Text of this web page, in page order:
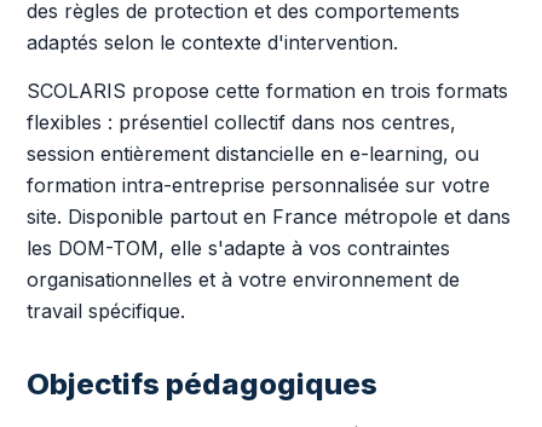
des règles de protection et des comportements
adaptés selon le contexte d'intervention.
SCOLARIS propose cette formation en trois formats
flexibles : présentiel collectif dans nos centres,
session entièrement distancielle en e-learning, ou
formation intra-entreprise personnalisée sur votre
site. Disponible partout en France métropole et dans
les DOM-TOM, elle s'adapte à vos contraintes
organisationnelles et à votre environnement de
travail spécifique.
Objectifs pédagogiques